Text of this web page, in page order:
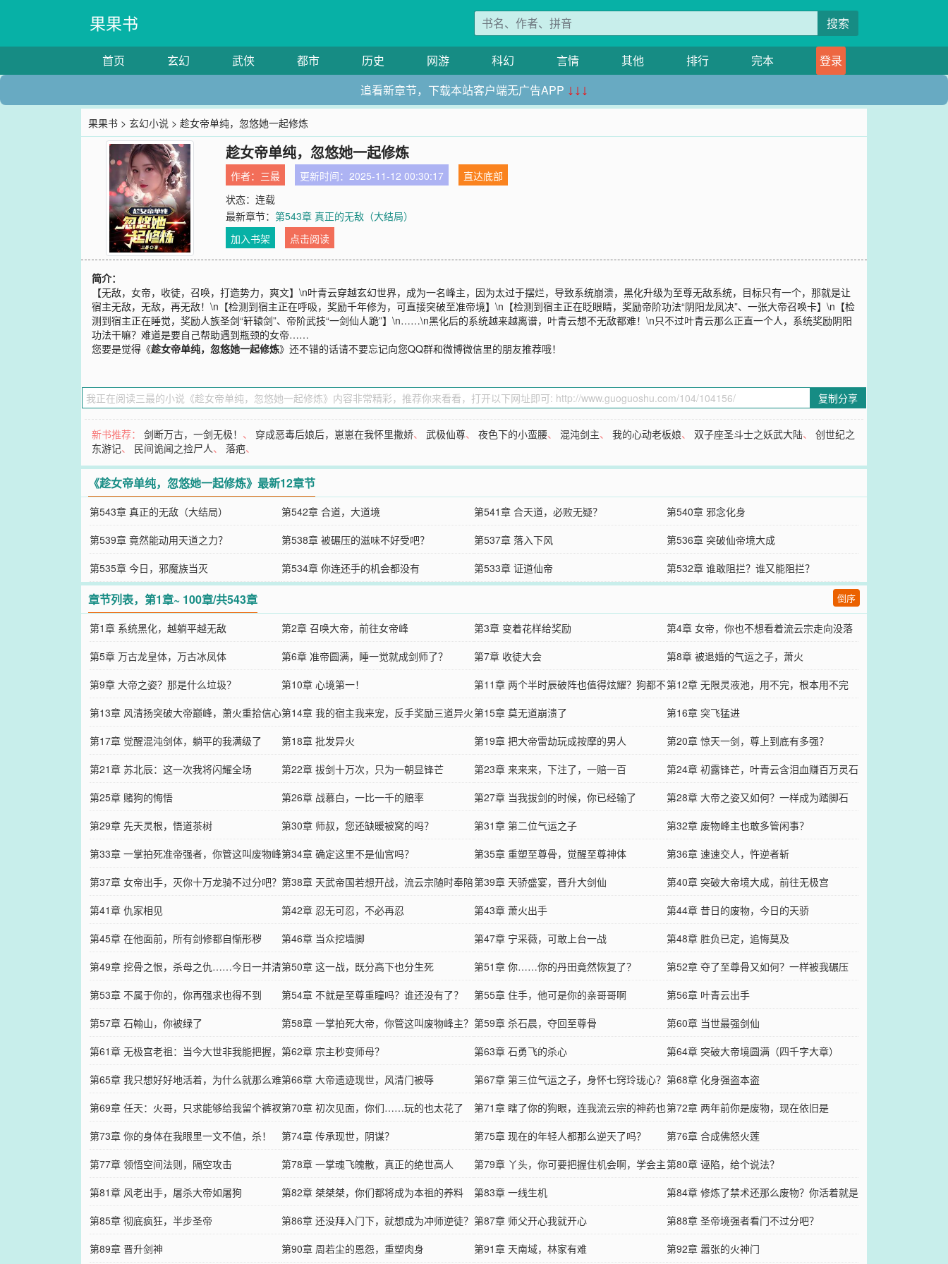
果果书 搜索
首页 玄幻 武侠 都市 历史 网游 科幻 言情 其他 排行 完本
登录
追看新章节，下载本站客户端无广告APP ↓↓↓
果果书 >玄幻小说 > 趁女帝单纯，忽悠她一起修炼
趁女帝单纯，忽悠她一起修炼
作者： 三最 更新时间：2025-11-12 00:30:17
直达底部
状态：连载
最新章节：第543章 真正的无敌（大结局）
加入书架
点击阅读
简介：
【无敌，女帝，收徒，召唤，打造势力，爽文】\n叶青云穿越玄幻世界，成为一名峰主，因为太过于摆烂，导致系统崩溃，黑化升级为至尊无敌系统，目标只有一个，那就是让
宿主无敌，无敌，再无敌！\n【检测到宿主正在呼吸，奖励千年修为，可直接突破至准帝境】\n【检测到宿主正在眨眼睛，奖励帝阶功法“阴阳龙凤决”、一张大帝召唤卡】\n【检
测到宿主正在睡觉，奖励人族圣剑“轩辕剑”、帝阶武技“一剑仙人跪”】\n……\n黑化后的系统越来越离谱，叶青云想不无敌都难！\n只不过叶青云那么正直一个人，系统奖励阴阳
功法干嘛？难道是要自己帮助遇到瓶颈的女帝……
您要是觉得《趁女帝单纯，忽悠她一起修炼》还不错的话请不要忘记向您QQ群和微博微信里的朋友推荐哦！
复制分享
新书推荐：剑断万古，一剑无极！ 、 穿成恶毒后娘后，崽崽在我怀里撒娇、武极仙尊、夜色下的小蛮腰、 混沌剑主、我的心动老板娘、 双子座圣斗士之妖武大陆、创世纪之
东游记、 民间诡闻之捡尸人、落疤、
《趁女帝单纯，忽悠她一起修炼》最新12章节
第543章 真正的无敌（大结局） 第542章 合道，大道境 第541章 合天道，必败无疑？
第540章 邪念化身
第539章 竟然能动用天道之力？
第538章 被碾压的滋味不好受吧？ 第537章 落入下风
第536章 突破仙帝境大成
第535章 今日，邪魔族当灭
第534章 你连还手的机会都没有 第533章 证道仙帝 第532章 谁敢阻拦？谁又能阻拦？
章节列表，第1章~ 100章/共543章 倒序
第1章 系统黑化，越躺平越无敌 第2章 召唤大帝，前往女帝峰 第3章 变着花样给奖励
第4章 女帝，你也不想看着流云宗走向没落
吧？
第5章 万古龙皇体，万古冰凤体 第6章 准帝圆满，睡一觉就成剑师了？ 第7章 收徒大会
第8章 被退婚的气运之子，萧火
第9章 大帝之姿？那是什么垃圾？
第10章 心境第一！
第11章 两个半时辰破阵也值得炫耀？狗都不
如
第12章 无限灵液池，用不完，根本用不完
第13章 风清扬突破大帝巅峰，萧火重拾信心第14章 我的宿主我来宠，反手奖励三道异火第15章 莫无道崩溃了
第16章 突飞猛进
第17章 觉醒混沌剑体，躺平的我满级了
第18章 批发异火 第19章 把大帝雷劫玩成按摩的男人
第20章 惊天一剑，尊上到底有多强？
第21章 苏北辰：这一次我将闪耀全场
第22章 拔剑十万次，只为一朝显锋芒 第23章 来来来，下注了，一赔一百
第24章 初露锋芒，叶青云含泪血赚百万灵石
第25章 赌狗的悔悟
第26章 战慕白，一比一千的赔率 第27章 当我拔剑的时候，你已经输了
第28章 大帝之姿又如何？一样成为踏脚石
第29章 先天灵根，悟道茶树
第30章 师叔，您还缺暖被窝的吗？ 第31章 第二位气运之子
第32章 废物峰主也敢多管闲事？
第33章 一掌拍死准帝强者，你管这叫废物峰
主？
第34章 确定这里不是仙宫吗？ 第35章 重塑至尊骨，觉醒至尊神体
第36章 速速交人，忤逆者斩
第37章 女帝出手，灭你十万龙骑不过分吧？ 第38章 天武帝国若想开战，流云宗随时奉陪第39章 天骄盛宴，晋升大剑仙
第40章 突破大帝境大成，前往无极宫
第41章 仇家相见
第42章 忍无可忍，不必再忍 第43章 萧火出手
第44章 昔日的废物，今日的天骄
第45章 在他面前，所有剑修都自惭形秽
第46章 当众挖墙脚 第47章 宁采薇，可敢上台一战
第48章 胜负已定，追悔莫及
第49章 挖骨之恨，杀母之仇……今日一并清
算
第50章 这一战，既分高下也分生死 第51章 你……你的丹田竟然恢复了？
第52章 夺了至尊骨又如何？一样被我碾压
第53章 不属于你的，你再强求也得不到
第54章 不就是至尊重瞳吗？谁还没有了？ 第55章 住手，他可是你的亲哥哥啊
第56章 叶青云出手
第57章 石翰山，你被绿了
第58章 一掌拍死大帝，你管这叫废物峰主？ 第59章 杀石晨，夺回至尊骨
第60章 当世最强剑仙
第61章 无极宫老祖：当今大世非我能把握，
我还是躺回棺材板吧
第62章 宗主秒变师母？ 第63章 石勇飞的杀心
第64章 突破大帝境圆满（四千字大章）
第65章 我只想好好地活着，为什么就那么难
呢？
第66章 大帝遗迹现世，风清门被辱 第67章 第三位气运之子，身怀七窍玲珑心？ 第68章 化身强盗本盗
第69章 任天：火哥，只求能够给我留个裤衩第70章 初次见面，你们……玩的也太花了
吧？
第71章 瞎了你的狗眼，连我流云宗的神药也
敢染指？
第72章 两年前你是废物，现在依旧是
第73章 你的身体在我眼里一文不值，杀！
第74章 传承现世，阴谋？ 第75章 现在的年轻人都那么逆天了吗？
第76章 合成佛怒火莲
第77章 领悟空间法则，隔空攻击
第78章 一掌魂飞魄散，真正的绝世高人
第79章 丫头，你可要把握住机会啊，学会主
动一些
第80章 诬陷，给个说法？
第81章 风老出手，屠杀大帝如屠狗
第82章 桀桀桀，你们都将成为本祖的养料 第83章 一线生机
第84章 修炼了禁术还那么废物？你活着就是
个耻辱
第85章 彻底疯狂，半步圣帝 第86章 还没拜入门下，就想成为冲师逆徒？ 第87章 师父开心我就开心
第88章 圣帝境强者看门不过分吧？
第89章 晋升剑神
第90章 周若尘的恩怨，重塑肉身 第91章 天南域，林家有难 第92章 嚣张的火神门